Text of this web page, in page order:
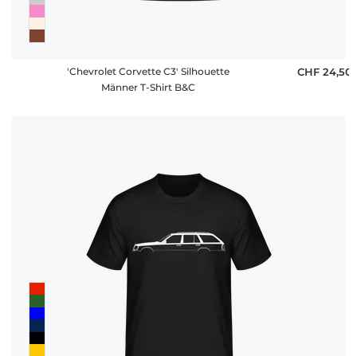
'Chevrolet Corvette C3' Silhouette
Männer T-Shirt B&C
CHF 24,50